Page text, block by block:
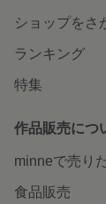
ショップをさ
ランキング
特集
作品販売につ
minneで売り
食品販売